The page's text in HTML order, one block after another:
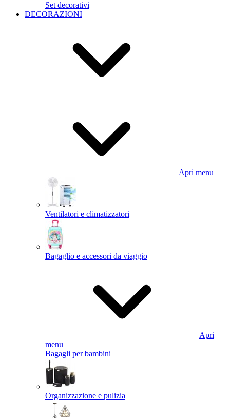
Set decorativi
DECORAZIONI
Apri menu
Ventilatori e climatizzatori
Bagaglio e accessori da viaggio
Apri
menu
Bagagli per bambini
Organizzazione e pulizia